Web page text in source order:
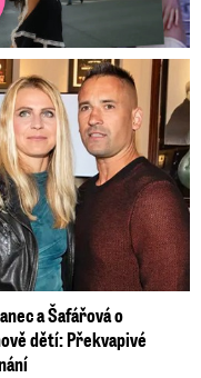
a Šafářová o
dětí: Překvapivé